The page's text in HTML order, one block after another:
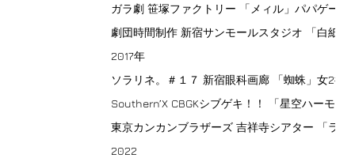
ガラ劇 笹塚ファクトリー 「メィル」パパゲーナ
劇団時間制作 新宿サンモールスタジオ 「白紙
2017年
ソラリネ。＃１７ 新宿眼科画廊 「蜘蛛」女2役
Southern’X CBGKシブゲキ！！ 「星空ハーモニ
東京カンカンブラザーズ 吉祥寺シアター 「ラブ
2022